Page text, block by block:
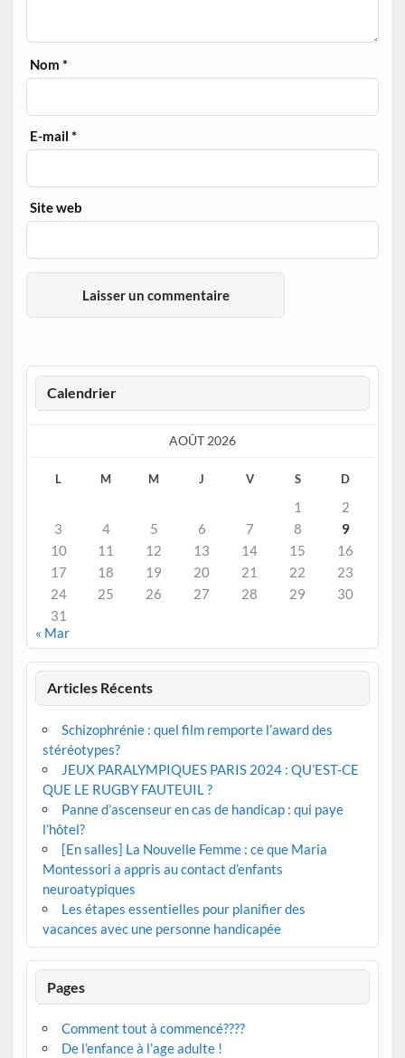
Nom*
E-mail*
Site web
Calendrier
AOÛT 2026
L M M J V S D
1
2
3
4 5 6 7 8
9
10
11 12 13 14 15
16
17
18 19 20 21 22
23
24
25 26 27 28 29
30
31
« Mar
Articles Récents
Schizophrénie : quel film remporte l’award des
stéréotypes?
JEUX PARALYMPIQUES PARIS 2024 : QU’EST-CE
QUE LE RUGBY FAUTEUIL ?
Panne d’ascenseur en cas de handicap : qui paye
l’hôtel?
[En salles] La Nouvelle Femme : ce que Maria
Montessori a appris au contact d’enfants
neuroatypiques
Les étapes essentielles pour planifier des
vacances avec une personne handicapée
Pages
Comment tout à commencé????
De l’enfance à l’age adulte !